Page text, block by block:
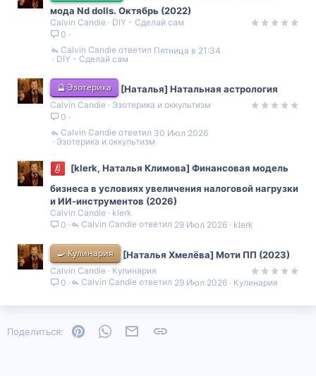
мода Nd dolls. Октябрь (2022)
Calvin Candie
DIY - Сделай сам
0
DIY - Сделай сам
Пятница в 21:34
Calvin Candie
🔮 Эзотерика [Наталья] Натальная астрология
Calvin Candie
Эзотерика и оккультизм
0
Эзотерика и оккультизм
30 Июл 2026
Calvin Candie
[klerk, Наталья Климова] Финансовая модель
бизнеса в условиях увеличения налоговой нагрузки
и ИИ-инструментов (2026)
Calvin Candie
klerk
0
klerk
29 Июл 2026
Calvin Candie
🍳 Кулинария [Наталья Хмелёва] Моти ПП (2023)
Calvin Candie
Кулинария
0
Кулинария
29 Июл 2026
Calvin Candie
Поделиться: PinterestWhatsAppЭлектронная почта